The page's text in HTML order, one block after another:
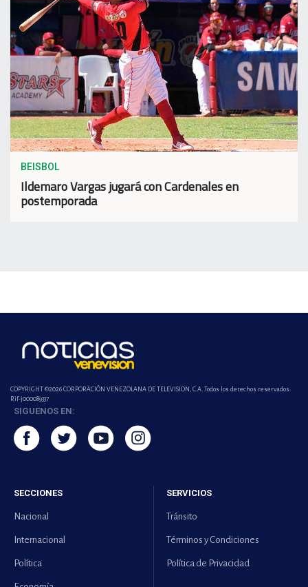
BEISBOL
Ildemaro Vargas jugará con Cardenales en
postemporada
COPYRIGHT ©2026 CORPORACIÓN VENEZOLANA DE TELEVISION, C.A. Todos los derechos reservados.
Rif-j000089337
SIGUENOS EN:
SECCIONES
Nacional
Internacional
Política
SERVICIOS
Tránsito
Términos y Condiciones
Política de Privacidad